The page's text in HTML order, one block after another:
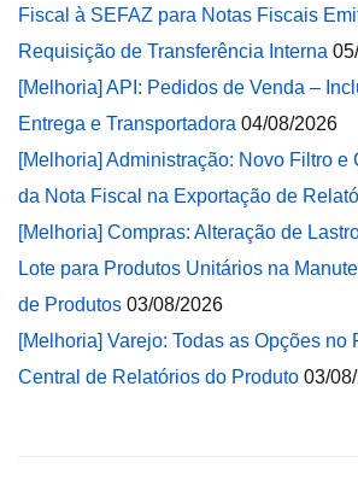
Fiscal à SEFAZ para Notas Fiscais
Requisição de Transferência Interna
[Melhoria] API: Pedidos de Venda –
Entrega e Transportadora 04/08/2026
[Melhoria] Administração: Novo Filtro e
da Nota Fiscal na Exportação de
[Melhoria] Compras: Alteração de
Lote para Produtos Unitários na
de Produtos 03/08/2026
[Melhoria] Varejo: Todas as Opções no
Central de Relatórios do Produto 03/